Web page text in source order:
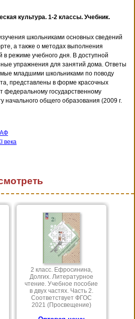
культура. 1-2 классы. Учебник.
школьниками основных сведений
а также о методах выполнения
в режиме учебного дня. В доступной
упражнения для занятий дома. Ответы
младшими школьниками по поводу
представлены в форме красочных
федеральному государственному
начального общего образования (2009 г.
века
2 класс. Ефросинина,
Долгих. Литературное
чтение. Учебное пособие
в двух частях. Часть 2.
Соответствует ФГОС
2021 (Просвещение)